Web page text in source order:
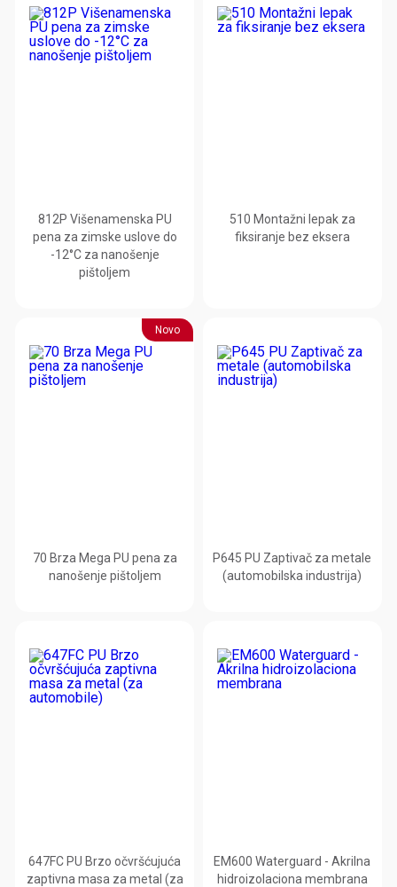
812P Višenamenska PU
pena za zimske uslove do
-12°C za nanošenje
pištoljem
510 Montažni lepak za
fiksiranje bez eksera
Novo
70 Brza Mega PU pena za
nanošenje pištoljem
P645 PU Zaptivač za metale
(automobilska industrija)
647FC PU Brzo očvršćujuća
zaptivna masa za metal (za
EM600 Waterguard - Akrilna
hidroizolaciona membrana